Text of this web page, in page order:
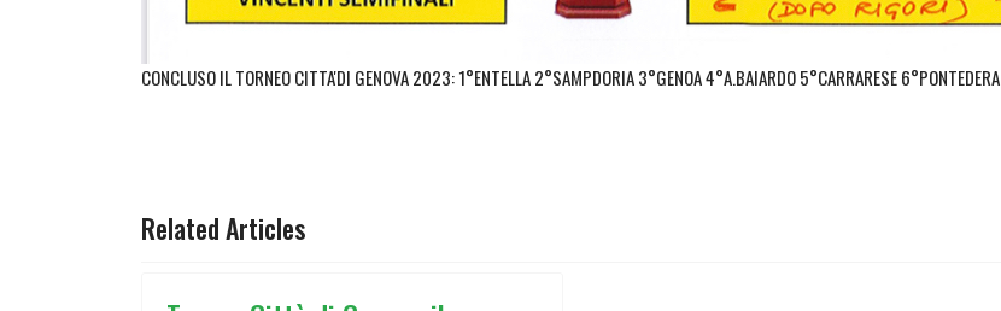
CONCLUSO IL TORNEO CITTA'DI GENOVA 2023: 1°ENTELLA 2°SAMPDORIA 3°GENOA 4°A.BAIARDO 5°CARRARESE 6°PONTEDERA
Related Articles